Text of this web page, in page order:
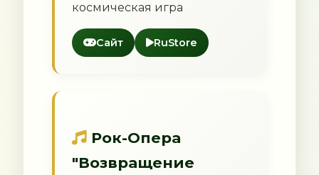
космическая игра
Сайт RuStore
Рок-Опера
"Возвращение